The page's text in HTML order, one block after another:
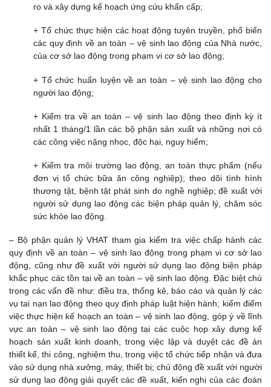
ro và xây dựng kế hoạch ứng cứu khẩn cấp;
+ Tổ chức thực hiện các hoạt động tuyên truyền, phổ biến
các quy định về an toàn – vệ sinh lao động của Nhà nước,
của cơ sở lao động trong phạm vi cơ sở lao động;
+ Tổ chức huấn luyện về an toàn – vệ sinh lao động cho
người lao động;
+ Kiểm tra về an toàn – vệ sinh lao động theo định kỳ ít
nhất 1 tháng/1 lần các bộ phận sản xuất và những nơi có
các công việc nặng nhọc, độc hại, nguy hiểm;
+ Kiểm tra môi trường lao động, an toàn thực phẩm (nếu
đơn vị tổ chức bữa ăn công nghiệp); theo dõi tình hình
thương tật, bệnh tật phát sinh do nghề nghiệp; đề xuất với
người sử dụng lao động các biện pháp quản lý, chăm sóc
sức khỏe lao động.
– Bộ phận quản lý VHAT tham gia kiểm tra việc chấp hành các
quy định về an toàn – vệ sinh lao động trong phạm vi cơ sở lao
động, cũng như đề xuất với người sử dụng lao động biện pháp
khắc phục các tồn tại về an toàn – vệ sinh lao động. Đặc biệt chú
trọng các vấn đề như: điều tra, thống kê, báo cáo và quản lý các
vụ tai nạn lao động theo quy định pháp luật hiện hành; kiểm điểm
việc thực hiện kế hoạch an toàn – vệ sinh lao động, góp ý về lĩnh
vực an toàn – vệ sinh lao động tại các cuộc họp xây dựng kế
hoạch sản xuất kinh doanh, trong việc lập và duyệt các đề án
thiết kế, thi công, nghiệm thu, trong việc tổ chức tiếp nhận và đưa
vào sử dụng nhà xưởng, máy, thiết bị; chủ động đề xuất với người
sử dụng lao động giải quyết các đề xuất, kiến nghị của các đoàn